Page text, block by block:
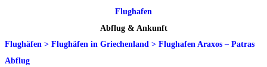
Flughafen
Abflug & Ankunft
Flughäfen > Flughäfen in Griechenland > Flughafen Araxos – Patras
Abflug